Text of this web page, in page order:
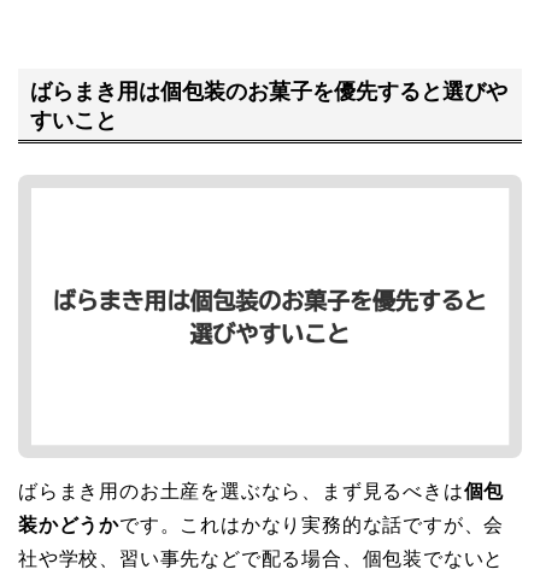
ばらまき用は個包装のお菓子を優先すると選びや
すいこと
ばらまき用のお土産を選ぶなら、まず見るべきは個包
装かどうかです。これはかなり実務的な話ですが、会
社や学校、習い事先などで配る場合、個包装でないと